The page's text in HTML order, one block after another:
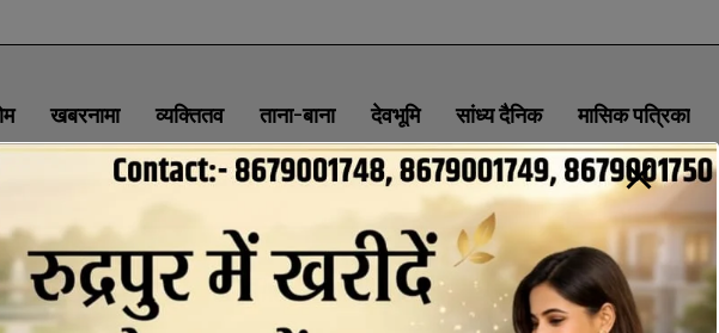
खबरनामा व्यक्तितव ताना-बाना देवभूमि सांध्य दैनिक मासिक पत्रिका
ABOUT CONTACT PRIVACY POLICY NEWSLETTER
CONTACT INFORMATION